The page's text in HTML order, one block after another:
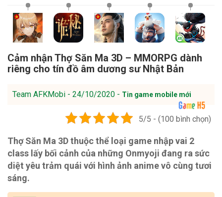
Cảm nhận Thợ Săn Ma 3D – MMORPG dành
riêng cho tín đồ âm dương sư Nhật Bản
Team AFKMobi - 24/10/2020 - Tin game mobile mới
5/5 - (100 bình chọn)
Thợ Săn Ma 3D thuộc thể loại game nhập vai 2
class lấy bối cảnh của những Onmyoji đang ra sức
diệt yêu trảm quái với hình ảnh anime vô cùng tươi
sáng.